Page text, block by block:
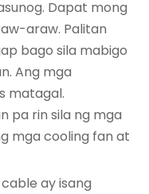
Dapat mong
araw. Palitan
bago sila mabigo
Ang mga
matagal.
pa rin sila ng mga
mga cooling fan at
ay isang